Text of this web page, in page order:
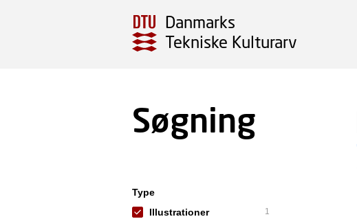
Danmarks
Tekniske Kulturarv
Søgning
Type
Illustrationer
1